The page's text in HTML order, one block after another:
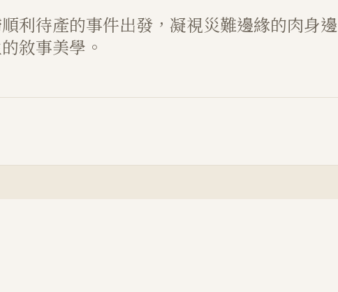
利待產的事件出發，凝視災難邊緣的肉身邊
敘事美學。